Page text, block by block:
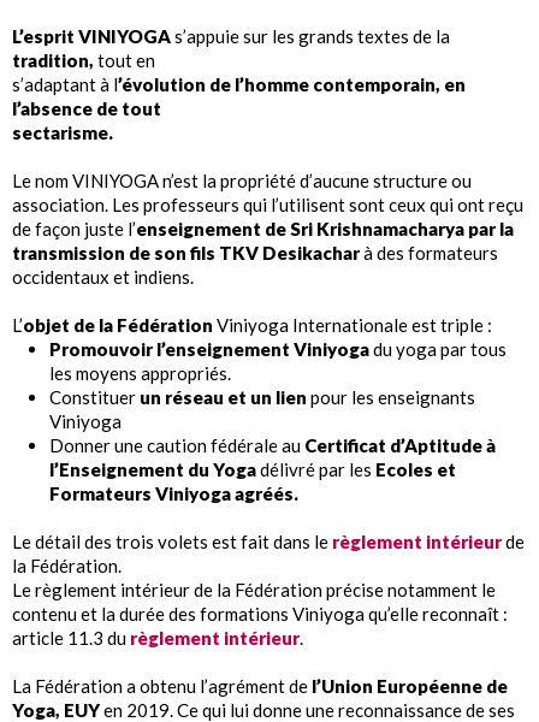
L’esprit VINIYOGAs’appuie sur les grands textes de la
tradition, tout en
s’adaptant à l’évolution de l’homme contemporain, en
l’absence de tout
sectarisme.
Le nom VINIYOGA n’est la propriété d’aucune structure ou
association. Les professeurs qui l’utilisent sont ceux qui ont reçu
de façon juste l’enseignement de Sri Krishnamacharya par la
transmission de son fils TKV Desikacharà des formateurs
occidentaux et indiens.
L’objet de la Fédération Viniyoga Internationale est triple :
Promouvoir l’enseignement Viniyogadu yoga par tous
les moyens appropriés.
Constituer un réseau et un lien pour les enseignants
Viniyoga
Donner une caution fédérale au Certificat d’Aptitude à
l’Enseignement du Yogadélivré par les Ecoles et
Formateurs Viniyoga agréés.
Le détail des trois volets est fait dans le règlement intérieurde
la Fédération.
Le règlement intérieur de la Fédération précise notamment le
contenu et la durée des formations Viniyoga qu’elle reconnaît :
article 11.3 du règlement intérieur.
La Fédération a obtenu l’agrément de l’Union Européenne de
Yoga, EUYen 2019. Ce qui lui donne une reconnaissance de ses